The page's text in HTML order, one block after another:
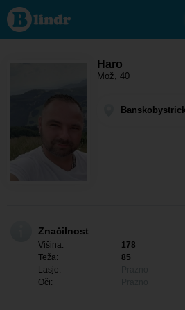
Haro - On išče
nekoga
Banskobystrický
kraj - Dudince
Haro
Mož, 40
Značilnost
Višina:
178
Teža:
85
Lasje:
Oči: